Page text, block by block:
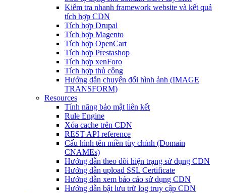
Kiểm tra nhanh framework website và kết quả
tích hợp CDN
Tích hợp Drupal
Tích hợp Magento
Tích hợp OpenCart
Tích hợp Prestashop
Tích hợp xenForo
Tích hợp thủ công
Hướng dẫn chuyển đổi hình ảnh (IMAGE
TRANSFORM)
Resources
Tính năng bảo mật liên kết
Rule Engine
Xóa cache trên CDN
REST API reference
Cấu hình tên miền tùy chỉnh (Domain
CNAMEs)
Hướng dẫn theo dõi hiện trạng sử dụng CDN
Hướng dẫn upload SSL Certificate
Hướng dẫn xem báo cáo sử dụng CDN
Hướng dẫn bật lưu trữ log truy cập CDN